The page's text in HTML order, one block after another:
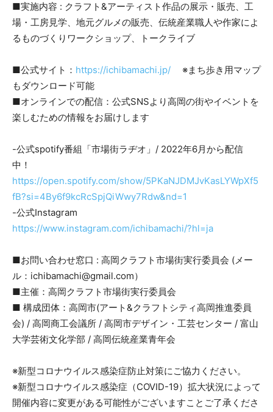
■実施内容 : クラフト&アーティスト作品の展示・販売、工
場・工房見学、地元グルメの販売、伝統産業職人や作家によ
るものづくりワークショップ、トークライブ
■公式サイト： https://ichibamachi.jp/ ※まち歩き用マップ
もダウンロード可能
■オンラインでの配信：公式SNSより高岡の街やイベントを
楽しむための情報をお届けします
-公式spotify番組「市場街ラヂオ」/ 2022年6月から配信
中！
https://open.spotify.com/show/5PKaNJDMJvKasLYWpXf5
fB?si=4By6f9kcRcSpjQiWwy7Rdw&nd=1
-公式Instagram
https://www.instagram.com/ichibamachi/?hl=ja
■お問い合わせ窓口 : 高岡クラフト市場街実行委員会 (メー
ル：ichibamachi@gmail.com）
■主催：高岡クラフト市場街実行委員会
■ 構成団体：高岡市(アート&クラフトシティ高岡推進委員
会) / 高岡商工会議所 / 高岡市デザイン・工芸センター / 富山
大学芸術文化学部 / 高岡伝統産業青年会
※新型コロナウイルス感染症防止対策にご協力ください。
※新型コロナウイルス感染症（COVID-19）拡大状況によって
開催内容に変更がある可能性がございますことご了承くださ